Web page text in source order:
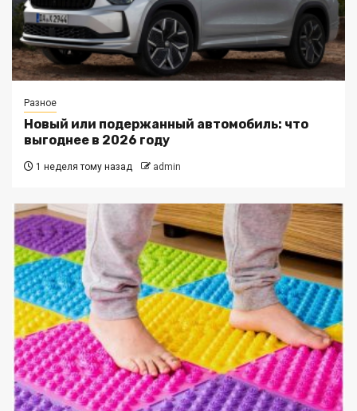
Разное
Новый или подержанный автомобиль: что
выгоднее в 2026 году
1 неделя тому назад admin